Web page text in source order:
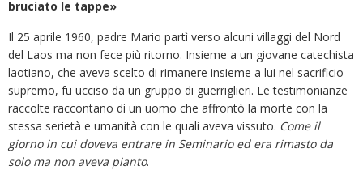
bruciato le tappe»
Il 25 aprile 1960, padre Mario partì verso alcuni villaggi del Nord
del Laos ma non fece più ritorno. Insieme a un giovane catechista
laotiano, che aveva scelto di rimanere insieme a lui nel sacrificio
supremo, fu ucciso da un gruppo di guerriglieri. Le testimonianze
raccolte raccontano di un uomo che affrontò la morte con la
stessa serietà e umanità con le quali aveva vissuto. Come il
giorno in cui doveva entrare in Seminario ed era rimasto da
solo ma non aveva pianto.